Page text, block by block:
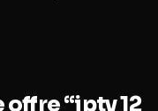
“iptv 12